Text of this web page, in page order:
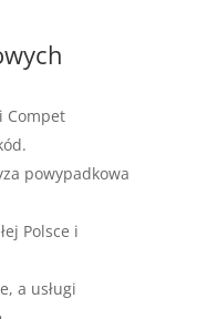
Compet
powypadkowa
Polsce i
a usługi